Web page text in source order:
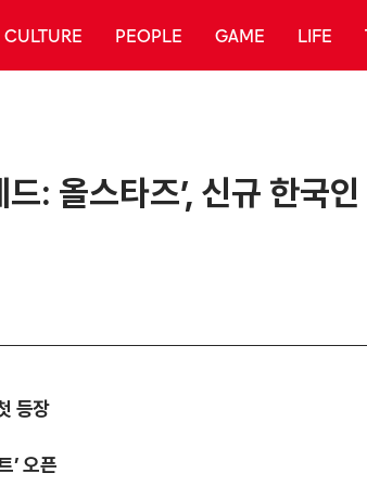
CULTURE PEOPLE GAME LIFE
: 올스타즈’, 신규 한국인
등장
’ 오픈